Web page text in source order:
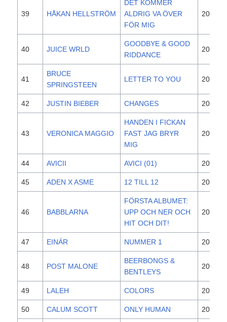
39 HÅKAN HELLSTRÖM
DET KOMMER
ALDRIG VA ÖVER
FÖR MIG
2013
40 JUICE WRLD
GOODBYE & GOOD
RIDDANCE
2018
41
BRUCE
SPRINGSTEEN
LETTER TO YOU 2020
42 JUSTIN BIEBER CHANGES 2020
43 VERONICA MAGGIO
HANDEN I FICKAN
FAST JAG BRYR
MIG
2013
44 AVICII AVICI (01) 2017
45 ADEN X ASME 12 TILL 12 2019
46 BABBLARNA
FÖRSTA ALBUMET:
UPP OCH NER OCH
HIT OCH DIT!
2015
47 EINÁR NUMMER 1 2019
48 POST MALONE
BEERBONGS &
BENTLEYS
2018
49 LALEH COLORS 2013
50 CALUM SCOTT ONLY HUMAN 2018